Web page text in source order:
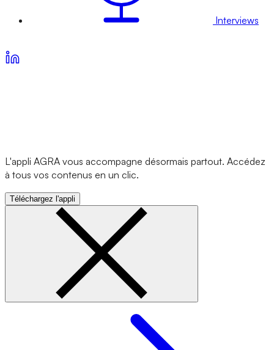
Interviews
L'appli AGRA vous accompagne désormais partout. Accédez
à tous vos contenus en un clic.
Téléchargez l'appli